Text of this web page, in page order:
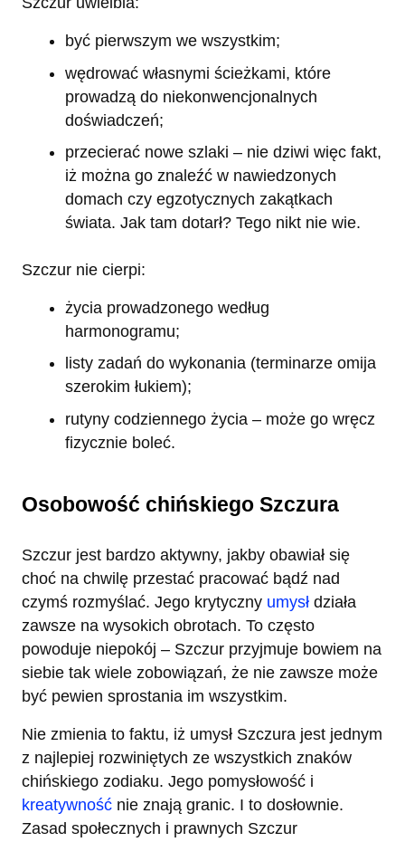
być pierwszym we wszystkim;
wędrować własnymi ścieżkami, które
prowadzą do niekonwencjonalnych
doświadczeń;
przecierać nowe szlaki – nie dziwi więc fakt,
iż można go znaleźć w nawiedzonych
domach czy egzotycznych zakątkach
świata. Jak tam dotarł? Tego nikt nie wie.
Szczur nie cierpi:
życia prowadzonego według
harmonogramu;
listy zadań do wykonania (terminarze omija
szerokim łukiem);
rutyny codziennego życia – może go wręcz
fizycznie boleć.
Osobowość chińskiego Szczura
Szczur jest bardzo aktywny, jakby obawiał się
choć na chwilę przestać pracować bądź nad
czymś rozmyślać. Jego krytyczny umysł działa
zawsze na wysokich obrotach. To często
powoduje niepokój – Szczur przyjmuje bowiem na
siebie tak wiele zobowiązań, że nie zawsze może
być pewien sprostania im wszystkim.
Nie zmienia to faktu, iż umysł Szczura jest jednym
z najlepiej rozwiniętych ze wszystkich znaków
chińskiego zodiaku. Jego pomysłowość i
kreatywność nie znają granic. I to dosłownie.
Zasad społecznych i prawnych Szczur